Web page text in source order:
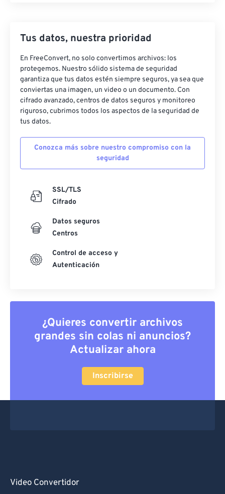
Tus datos, nuestra prioridad
En FreeConvert, no solo convertimos archivos: los
protegemos. Nuestro sólido sistema de seguridad
garantiza que tus datos estén siempre seguros, ya sea que
conviertas una imagen, un video o un documento. Con
cifrado avanzado, centros de datos seguros y monitoreo
riguroso, cubrimos todos los aspectos de la seguridad de
tus datos.
Conozca más sobre nuestro compromiso con la
seguridad
SSL/TLS
Cifrado
Datos seguros
Centros
Control de acceso y
Autenticación
¿Quieres convertir archivos
grandes sin colas ni anuncios?
Actualizar ahora
Inscribirse
Video Convertidor